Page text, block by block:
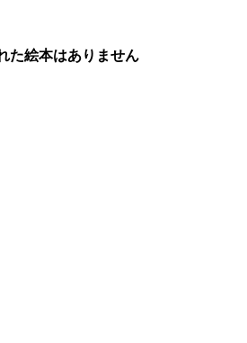
た絵本はありません